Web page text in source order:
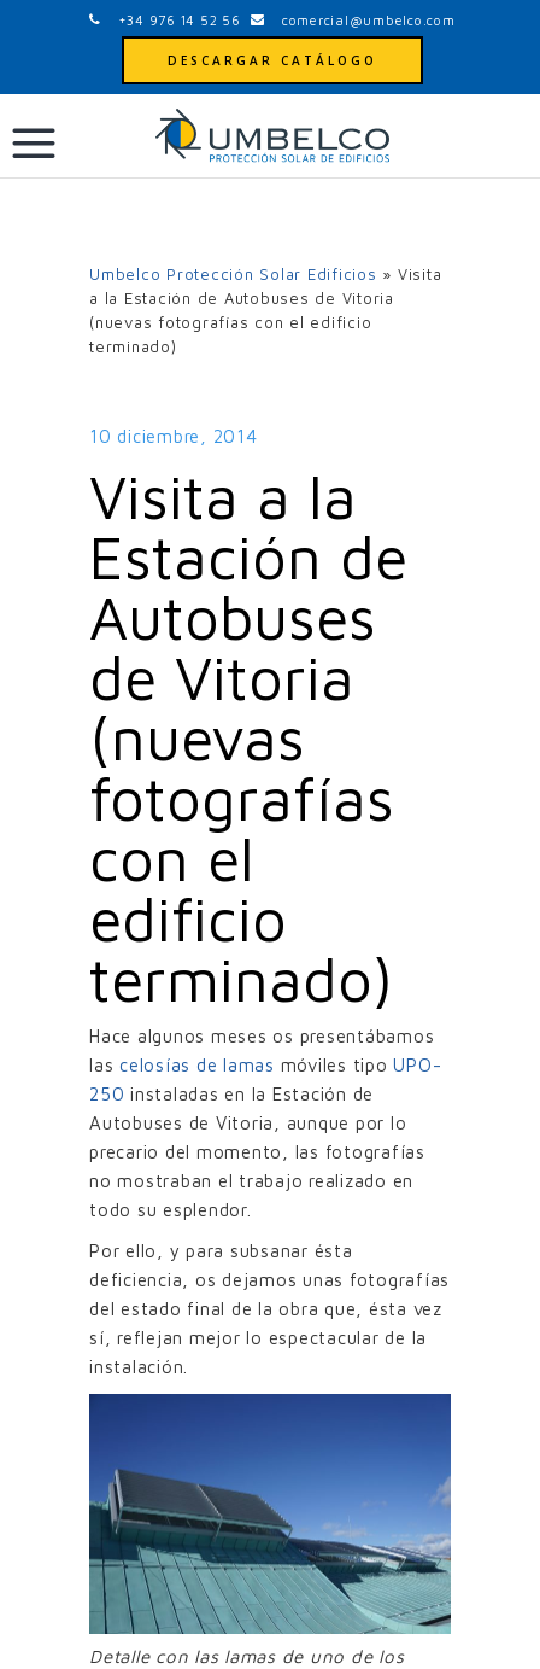
+34 976 14 52 56 comercial@umbelco.com
DESCARGAR CATÁLOGO
Umbelco Protección Solar Edificios » Visita
a la Estación de Autobuses de Vitoria
(nuevas fotografías con el edificio
terminado)
10 diciembre, 2014
Visita a la
Estación de
Autobuses
de Vitoria
(nuevas
fotografías
con el
edificio
terminado)
Hace algunos meses os presentábamos
las celosías de lamas móviles tipoUPO-
250 instaladas en la Estación de
Autobuses de Vitoria, aunque por lo
precario del momento, las fotografías
no mostraban el trabajo realizado en
todo su esplendor.
Por ello, y para subsanar ésta
deficiencia, os dejamos unas fotografías
del estado final de la obra que, ésta vez
sí, reflejan mejor lo espectacular de la
instalación.
Detalle con las lamas de uno de los